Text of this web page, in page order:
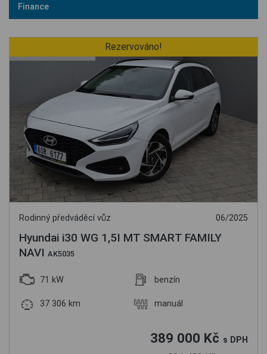
Finance
Rezervováno!
Rodinný předváděcí vůz 06/2025
Hyundai i30 WG 1,5I MT SMART FAMILY
NAVI AK5035
71 kW benzín
37 306 km manuál
389 000 Kč s DPH